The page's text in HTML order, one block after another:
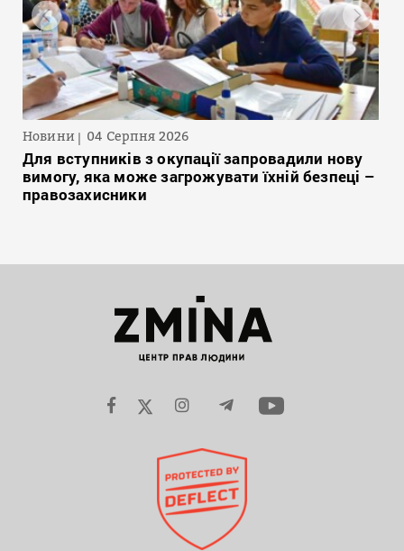
Новини 04 Серпня 2026
Для вступників з окупації запровадили нову
вимогу, яка може загрожувати їхній безпеці –
правозахисники